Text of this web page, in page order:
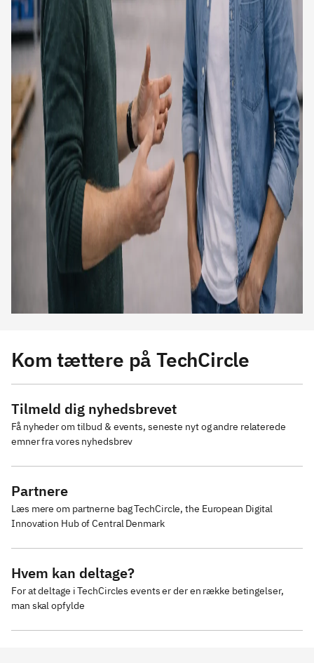
Kom tættere på TechCircle
Tilmeld dig nyhedsbrevet
Få nyheder om tilbud & events, seneste nyt og andre relaterede
emner fra vores nyhedsbrev
Partnere
Læs mere om partnerne bag TechCircle, the European Digital
Innovation Hub of Central Denmark
Hvem kan deltage?
For at deltage i TechCircles events er der en række betingelser,
man skal opfylde